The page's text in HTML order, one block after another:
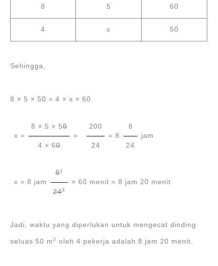
8 5 60
4 x 50
Sehingga,
8 × 5 × 50 = 4 × x × 60
x =
8 × 5 × 50
4 × 60
=
200
24
= 8
8
24
jam
x = 8 jam
81
243
× 60 menit = 8 jam 20 menit
Jadi, waktu yang diperlukan untuk mengecat dinding
seluas 50 m2 oleh 4 pekerja adalah 8 jam 20 menit.